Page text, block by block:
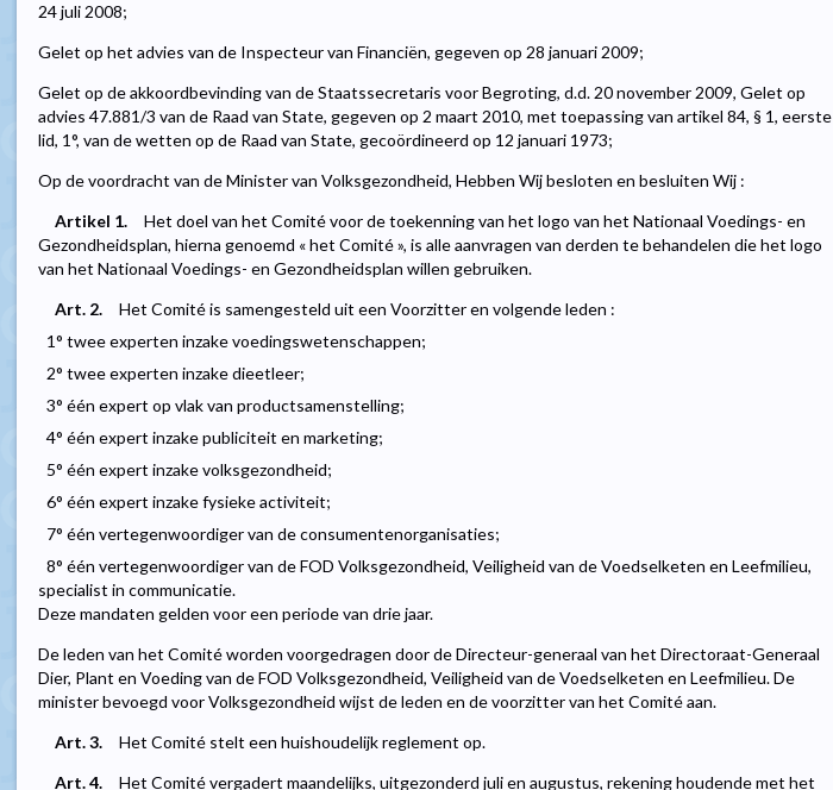
24 juli 2008;
Gelet op het advies van de Inspecteur van Financiën, gegeven op 28 januari 2009;
Gelet op de akkoordbevinding van de Staatssecretaris voor Begroting, d.d. 20 november 2009, Gelet op
advies 47.881/3 van de Raad van State, gegeven op 2 maart 2010, met toepassing van artikel 84, § 1, eerste
lid, 1°, van de wetten op de Raad van State, gecoördineerd op 12 januari 1973;
Op de voordracht van de Minister van Volksgezondheid, Hebben Wij besloten en besluiten Wij :
Artikel 1.
Het doel van het Comité voor de toekenning van het logo van het Nationaal Voedings- en
Gezondheidsplan, hierna genoemd « het Comité », is alle aanvragen van derden te behandelen die het logo
van het Nationaal Voedings- en Gezondheidsplan willen gebruiken.
Art. 2.
Het Comité is samengesteld uit een Voorzitter en volgende leden :
1° twee experten inzake voedingswetenschappen;
2° twee experten inzake dieetleer;
3° één expert op vlak van productsamenstelling;
4° één expert inzake publiciteit en marketing;
5° één expert inzake volksgezondheid;
6° één expert inzake fysieke activiteit;
7° één vertegenwoordiger van de consumentenorganisaties;
8° één vertegenwoordiger van de FOD Volksgezondheid, Veiligheid van de Voedselketen en Leefmilieu,
specialist in communicatie.
Deze mandaten gelden voor een periode van drie jaar.
De leden van het Comité worden voorgedragen door de Directeur-generaal van het Directoraat-Generaal
Dier, Plant en Voeding van de FOD Volksgezondheid, Veiligheid van de Voedselketen en Leefmilieu. De
minister bevoegd voor Volksgezondheid wijst de leden en de voorzitter van het Comité aan.
Art. 3.
Het Comité stelt een huishoudelijk reglement op.
Art. 4.
Het Comité vergadert maandelijks, uitgezonderd juli en augustus, rekening houdende met het